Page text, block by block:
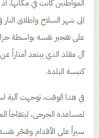
المواطنين كانت في
الى شهر السلاح واطلاق
على تفجير نفسه بواسطة
كنيسة البلدة.
في هذا الوقت، توجهت آلية
لمساعدة الجرحى، ليتفاجأ
سيراً على الأقدام وفجّر